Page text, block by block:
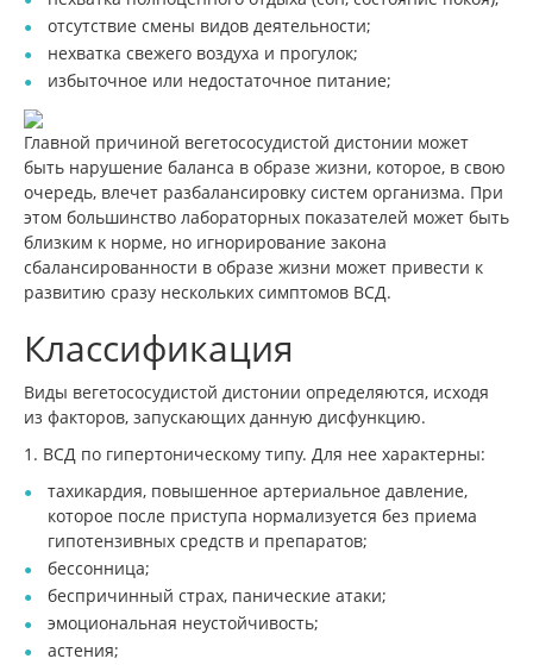
отсутствие смены видов деятельности;
нехватка свежего воздуха и прогулок;
избыточное или недостаточное питание;
Главной причиной вегетососудистой дистонии может
быть нарушение баланса в образе жизни, которое, в свою
очередь, влечет разбалансировку систем организма. При
этом большинство лабораторных показателей может быть
близким к норме, но игнорирование закона
сбалансированности в образе жизни может привести к
развитию сразу нескольких симптомов ВСД.
Классификация
Виды вегетососудистой дистонии определяются, исходя
из факторов, запускающих данную дисфункцию.
1. ВСД по гипертоническому типу. Для нее характерны:
тахикардия, повышенное артериальное давление,
которое после приступа нормализуется без приема
гипотензивных средств и препаратов;
бессонница;
беспричинный страх, панические атаки;
эмоциональная неустойчивость;
астения;